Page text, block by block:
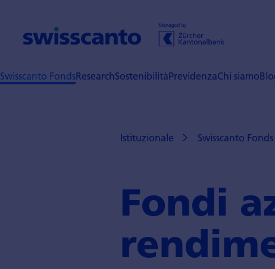
Swisscanto FondsResearchSostenibilitàPrevidenzaChi siamo
Istituzionale Swisscanto Fonds
Fondi